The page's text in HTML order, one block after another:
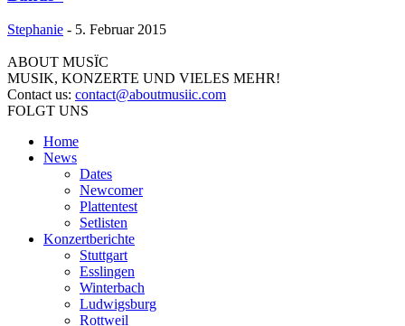
Stephanie - 5. Februar 2015
ABOUT MUSÏC
MUSIK, KONZERTE UND VIELES MEHR!
Contact us: contact@aboutmusiic.com
FOLGT UNS
Home
News
Dates
Newcomer
Plattentest
Setlisten
Konzertberichte
Stuttgart
Esslingen
Winterbach
Ludwigsburg
Rottweil